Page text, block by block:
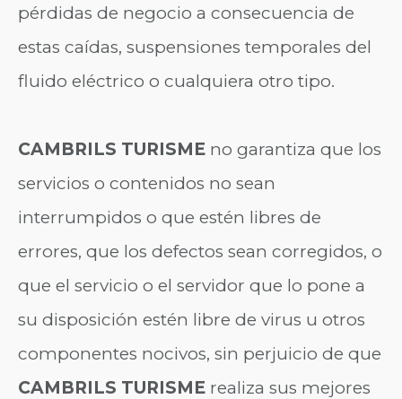
pérdidas de negocio a consecuencia de
estas caídas, suspensiones temporales del
fluido eléctrico o cualquiera otro tipo.
CAMBRILS TURISME no garantiza que los
servicios o contenidos no sean
interrumpidos o que estén libres de
errores, que los defectos sean corregidos, o
que el servicio o el servidor que lo pone a
su disposición estén libre de virus u otros
componentes nocivos, sin perjuicio de que
CAMBRILS TURISME realiza sus mejores